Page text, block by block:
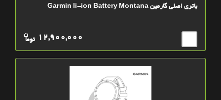
باتري اصلي گارمین Garmin li-ion Battery Montana
توما
ن 12,900,000